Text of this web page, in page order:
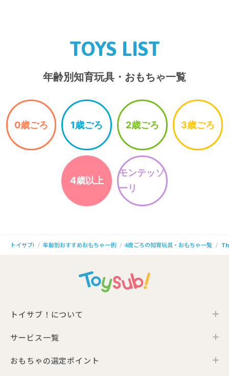
TOYS LIST
年齢別知育玩具・おもちゃ一覧
0歳ごろ 1歳ごろ 2歳ごろ 3歳ごろ
4歳以上
モンテッソ
ーリ
トイサブ! 年齢別おすすめおもちゃ一例 4歳ごろの知育玩具・おもちゃ一覧
トイサブ！について
トイサブ！の特徴
サービス一覧
トイサブ！ファーストセレクション
おもちゃの選定ポイント